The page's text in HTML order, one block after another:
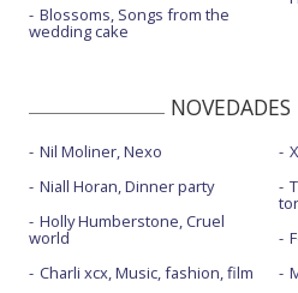
Blossoms, Songs from the
wedding cake
NOVEDADES
Nil Moliner, Nexo
Niall Horan, Dinner party
Holly Humberstone, Cruel
world
Charli xcx, Music, fashion, film